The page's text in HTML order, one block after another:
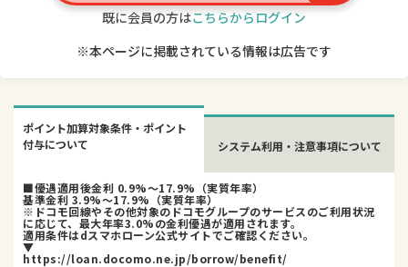
既に会員の方はこちらからログイン
※本ページに掲載されている情報は広告です
ポイント加算対象条件・ポイント
付与について
システム利用・注意事項について
■優遇適用後金利 0.9%〜17.9%（実質年率）
基準金利 3.9%〜17.9%（実質年率）
※ドコモ回線やその他対象のドコモグループのサービスのご利用状況
に応じて、最大年率3.0%の金利優遇が適用されます。
適用条件はdスマホローン公式サイトでご確認ください。
▼
https://loan.docomo.ne.jp/borrow/benefit/